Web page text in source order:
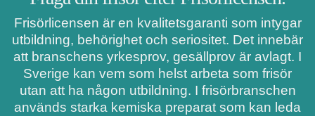
Frisörlicensen är en kvalitetsgaranti som intygar
utbildning, behörighet och seriositet. Det innebär
att branschens yrkesprov, gesällprov är avlagt. I
Sverige kan vem som helst arbeta som frisör
utan att ha någon utbildning. I frisörbranschen
används starka kemiska preparat som kan leda